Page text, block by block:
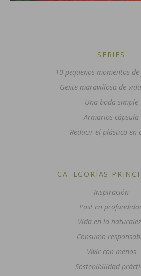
SERIES
10 pequeños momentos
Gente maravillosa de
Una boda simple
Armarios cápsula
Reducir el plástico en
CATEGORÍAS
Inspiración
Post en
Vida en la
Consumo
Vivir con menos
Sostenibilidad